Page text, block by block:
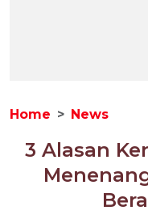
Home News
3 Alasan